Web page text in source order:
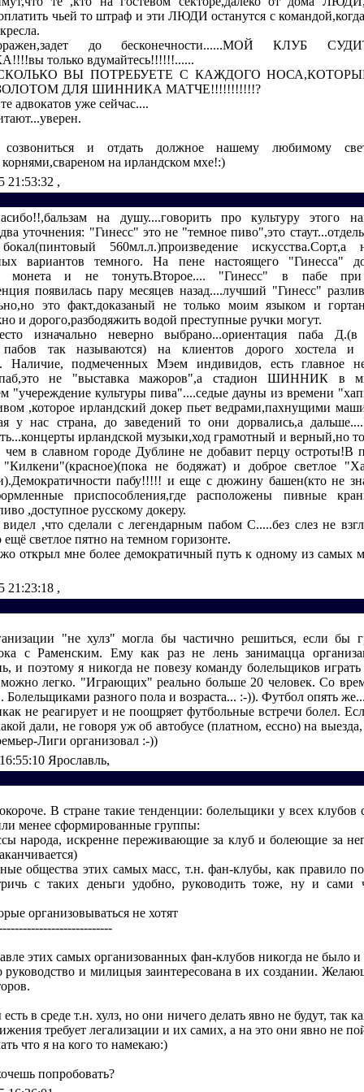
чьей то штраф и эти ЛЮДИ останутся с
до бесконечности......МОЙ КЛУБ
только вдумайтесь!!!!!!......
ВЫ ПОТРЕБУЕТЕ С КАЖДОГО
ДЛЯ ШИННИКА МАТЧЕ!!!!!!!!!!!?
адвокатов уже сейчас....
созвониться и отдать должное нашему любимому
на ирландском мхе!:)
21:53:32 ,
на душу....говорить про культуру этого
уточнения: "Гинесс" это не "темное пиво",это
560мл.л.)произведение
вариантов темного. На пене настоящего "Гинесса"
монета и не тонуть.Второе.... "Гинесс" в пабе
появилась пару месяцев назад....лучший "Гинесс"
это факт,доказаный не только моим языком и
и дорого,разбодяжить водой преступные ручки могут.
изначально неверно выбрано...ориентация паба
пабов так называются) на клиентов дорого хостела и
Наличие, подмеченных Мэем индивидов, есть главное
не "выставка мажоров",а стадион ШИННИК в
"учереждение культуры пива"....седые дауны из времени
,которое ирландский докер пьет ведрами,пахнущими
у нас страна, до заведений то они дорвались,а
ирландской музыки,ход грамотный и верный,но
чем в славном городе Дублине не добавит перцу остроты!В
не бодяжат) и доброе светлое
пабу!!!!! и еще с дюжину башен(кто не
приспособления,где расположены пивные
,доступное русскому докеру.
,что сделали с легендарным пабом С.....без слез не
светлое пятно на темном горизонте.
открыл мне более демократичный путь к одному из самых
21:23:18 ,
"не хулз" могла бы частично решиться, если бы
с Раменским. Ему как раз не лень занимацца
и поэтому я никогда не повезу команду болельщиков
можно легко. "Играющих" реально больше 20 человек. Со
разного пола и возраста... :-)). Футбол опять
не реагирует и не поощряет футбольные встречи болел.
дали, не говоря уж об автобусе (платном, ессно) на
Лиги организовал :-))
Ярославль,
В стране такие тенденции: болельщики у всех клубов
менее сформированные группы:
народа, искренне переживающие за клуб и болеющие за
общества этих самых масс, т.н. фан-клубы, как правило
с таких деньги удобно, руководить тоже, ну и сами
организовываться не хотят
этих самых организованных фан-клубов никогда не было и
руководство и милицыя заинтересована в их создании.
в среде т.н. хулз, но они ничего делать явно не будут, так
требует легализации и их самих, а на это они явно не
что я на кого то намекаю:)
попробовать?